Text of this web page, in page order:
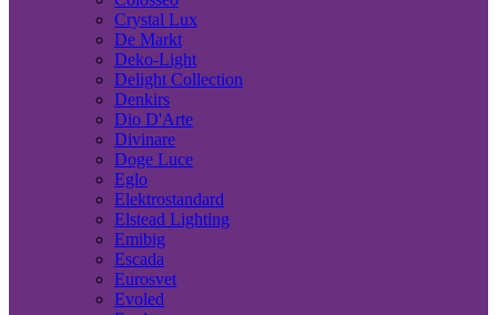
Crystal Lux
De Markt
Deko-Light
Delight Collection
Denkirs
Dio D'Arte
Divinare
Doge Luce
Eglo
Elektrostandard
Elstead Lighting
Emibig
Escada
Eurosvet
Evoled